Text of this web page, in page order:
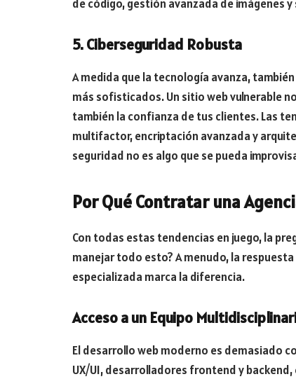
de código, gestión avanzada de imágenes
5. Ciberseguridad Robusta
A medida que la tecnología avanza,
más sofisticados. Un sitio web vulnerable
también la confianza de tus clientes. Las
multifactor, encriptación avanzada y
seguridad no es algo que se pueda
Por Qué Contratar una
Con todas estas tendencias en juego, la
manejar todo esto? A menudo, la
especializada marca la diferencia.
Acceso a un Equipo
El desarrollo web moderno es demasiado
UX/UI, desarrolladores frontend y